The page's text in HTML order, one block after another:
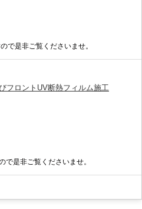
で是非ご覧くださいませ。
フロントUV断熱フィルム施工
で是非ご覧くださいませ。